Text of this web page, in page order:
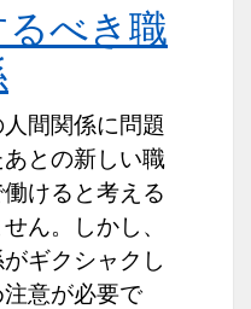
べき職
間関係に問題
との新しい職
けると考える
ん。しかし、
ギクシャクし
意が必要で